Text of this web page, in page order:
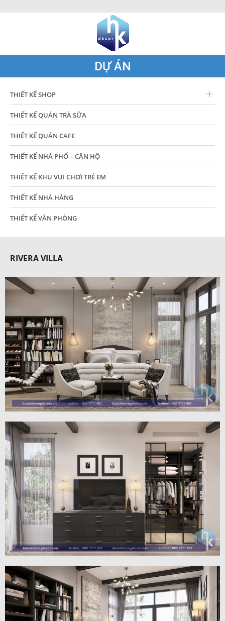
DỰ ÁN
THIẾT KẾ SHOP
THIẾT KẾ QUÁN TRÀ SỮA
THIẾT KẾ QUÁN CAFE
THIẾT KẾ NHÀ PHỐ – CĂN HỘ
THIẾT KẾ KHU VUI CHƠI TRẺ EM
THIẾT KẾ NHÀ HÀNG
THIẾT KẾ VĂN PHÒNG
RIVERA VILLA